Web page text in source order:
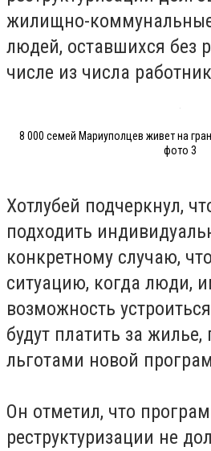
жилищно-коммунальные
людей, оставшихся без
числе из числа
8 000 семей Мариуполцев живет на
фото 3
Хотлубей подчеркнул,
подходить
конкретному случаю,
ситуацию, когда люди,
возможность
будут платить за жилье,
льготами новой
Он отметил, что
реструктуризации не